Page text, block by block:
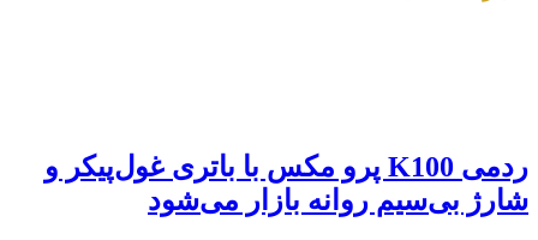
ردمی K100 پرو مکس با باتری غول‌پیکر و
شارژ بی‌سیم روانه بازار می‌شود